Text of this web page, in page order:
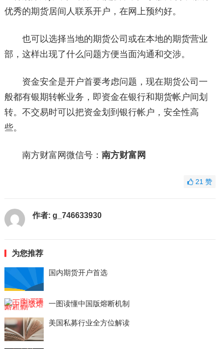
优秀的期货居间人联系开户，在网上预约好。
也可以选择当地的期货公司或在本地的期货营业
部，这样出现了什么问题方便当面沟通和交涉。
资金安全是开户首要考虑问题，现在期货公司一
般都有银期转帐业务，即资金在银行和期货帐户间划
转。不交易时可以把资金划到银行帐户，安全性高
些。
南方财富网微信号： 南方财富网
21赞
作者: g_746633930
为您推荐
国内期货开户首选
一图读懂中国版熔断机制
美国私募行业全方位解读